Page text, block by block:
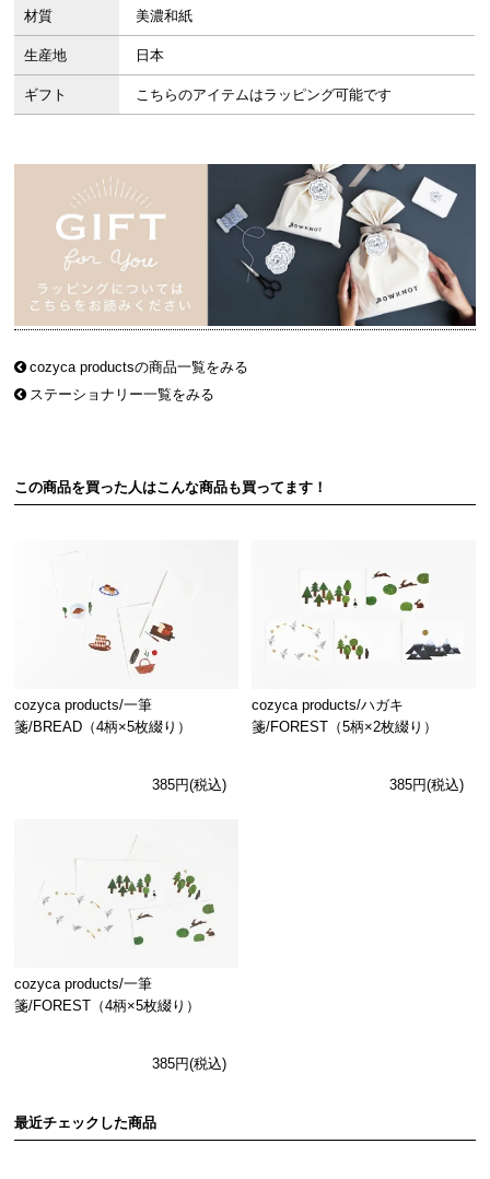
材質 美濃和紙
生産地 日本
ギフト こちらのアイテムはラッピング可能です
cozyca productsの商品一覧をみる
ステーショナリー一覧をみる
この商品を買った人はこんな商品も買ってます！
cozyca products/一筆
箋/BREAD（4柄×5枚綴り）
385円(税込)
cozyca products/ハガキ
箋/FOREST（5柄×2枚綴り）
385円(税込)
cozyca products/一筆
箋/FOREST（4柄×5枚綴り）
385円(税込)
最近チェックした商品